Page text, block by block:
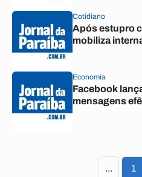
Cotidiano
Após estupro
mobiliza
Economia
Facebook
mensagens
... 1